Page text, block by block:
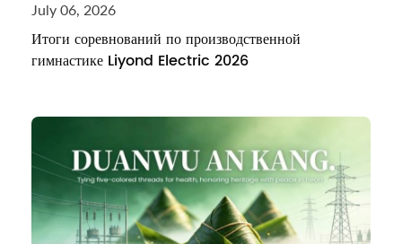
July 06, 2026
Итоги соревнований по производственной
гимнастике Liyond Electric 2026